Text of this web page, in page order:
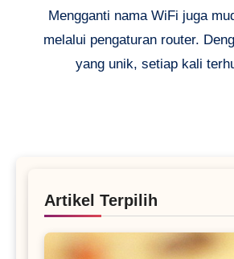
Mengganti nama WiFi juga
melalui pengaturan router.
yang unik, setiap kali
Artikel Terpilih